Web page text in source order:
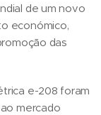
de um novo
económico,
das
e-208 foram
mercado